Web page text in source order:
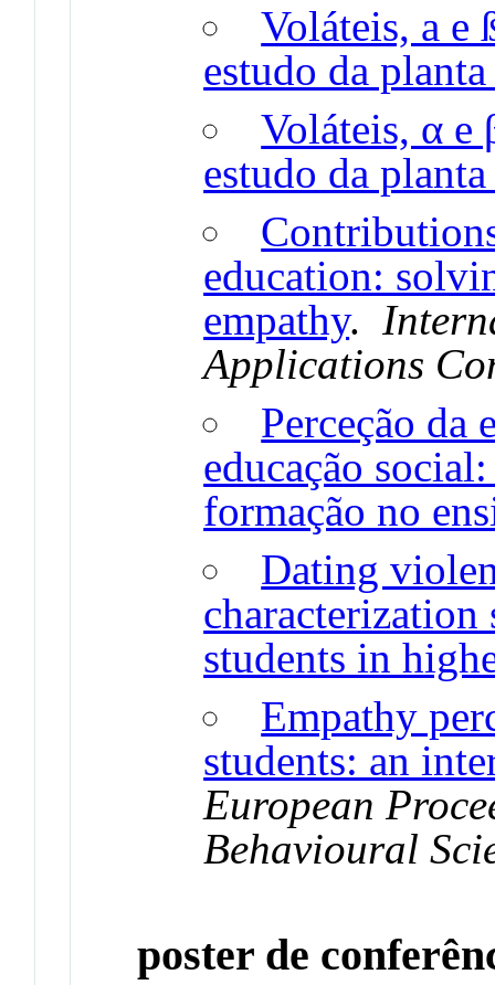
Voláteis, a e
estudo da
Voláteis, α e
estudo da
education:
empathy.
Applications
Perceção da
educação
formação no
Dating
students in
Empathy
students: an
European
Behavioural
poster de